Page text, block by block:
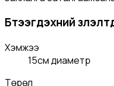
Бүтээгдэхүүний
Хэмжээ
15см диаметр
Төрөл